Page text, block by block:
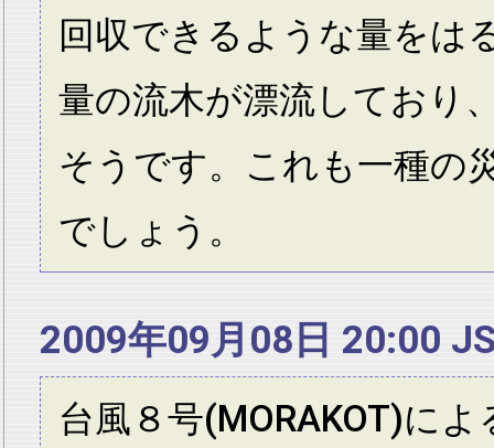
回収できるような量をは
量の流木が漂流しており
そうです。これも一種の
でしょう。
2009年09月08日 20:00
台風８号(MORAKOT)に